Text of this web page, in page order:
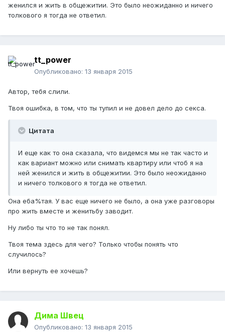
женился и жить в общежитии. Это было неожиданно и ничего
толкового я тогда не ответил.
tt_power
Опубликовано: 13 января 2015
Автор, тебя слили.
Твоя ошибка, в том, что ты тупил и не довел дело до секса.
Цитата
И еще как то она сказала, что видемся мы не так часто и
как вариант можно или снимать квартиру или чтоб я на
ней женился и жить в общежитии. Это было неожиданно
и ничего толкового я тогда не ответил.
Она еба%тая. У вас еще ничего не было, а она уже разговоры
про жить вместе и женитьбу заводит.
Ну либо ты что то не так понял.
Твоя тема здесь для чего? Только чтобы понять что
случилось?
Или вернуть ее хочешь?
Дима Швец
Опубликовано: 13 января 2015